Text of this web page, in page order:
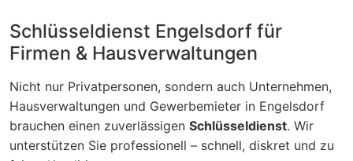
Schlüsseldienst Engelsdorf für
Firmen & Hausverwaltungen
Nicht nur Privatpersonen, sondern auch Unternehmen,
Hausverwaltungen und Gewerbemieter in Engelsdorf
brauchen einen zuverlässigen Schlüsseldienst. Wir
unterstützen Sie professionell – schnell, diskret und zu